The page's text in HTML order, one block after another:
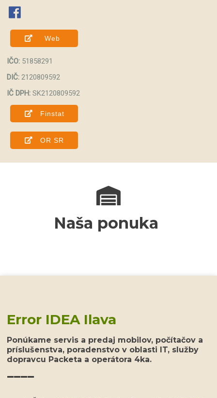
Web
IČO: 51858291
DIČ: 2120809592
IČ DPH: SK2120809592
Finstat
OR SR
Naša ponuka
Error IDEA Ilava
Ponúkame servis a predaj mobilov, počítačov a
príslušenstva, poradenstvo v oblasti IT, služby
dopravcu Packeta a operátora 4ka.
____